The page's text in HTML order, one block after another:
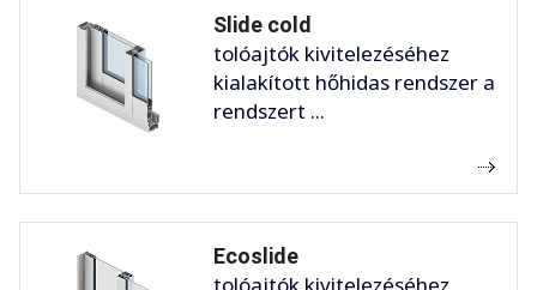
Slide cold
tolóajtók kivitelezéséhez
kialakított hőhidas rendszer a
rendszert ...
Ecoslide
tolóajtók kivitelezéséhez